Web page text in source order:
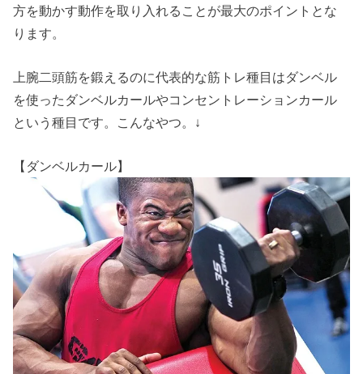
方を動かす動作を取り入れることが最大のポイントとな
ります。
上腕二頭筋を鍛えるのに代表的な筋トレ種目はダンベル
を使ったダンベルカールやコンセントレーションカール
という種目です。こんなやつ。↓
【ダンベルカール】